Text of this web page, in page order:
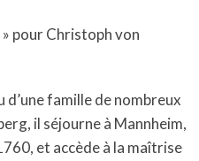
pour Christoph von
famille de nombreux
il séjourne à Mannheim,
et accède à la maîtrise